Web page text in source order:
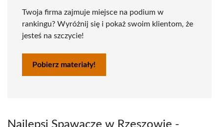
Twoja firma zajmuje miejsce na podium w
rankingu? Wyróżnij się i pokaż swoim klientom, że
jesteś na szczycie!
Pobierz materiały!
Najlepsi Spawacze w Rzeszowie -